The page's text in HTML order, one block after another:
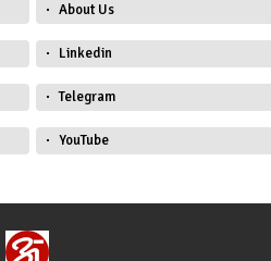
About Us
Linkedin
Telegram
YouTube